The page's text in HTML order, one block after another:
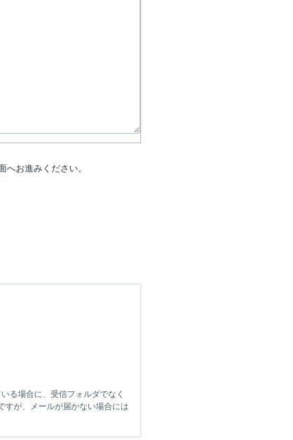
お進みください。
る場合に、受信フォルダでなく
すが、メールが届かない場合には